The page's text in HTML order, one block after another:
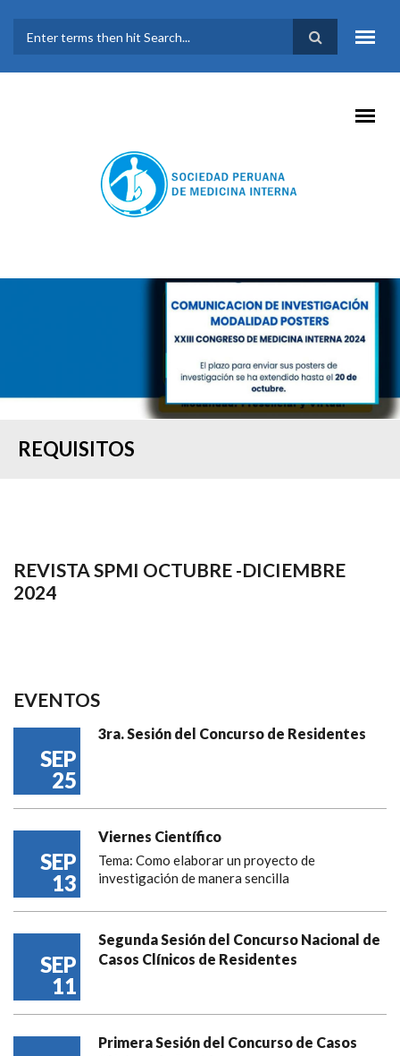
FORMULARIO DE
BÚSQUEDA
REQUISITOS
REVISTA SPMI OCTUBRE -DICIEMBRE
2024
EVENTOS
SEP
25
3ra. Sesión del Concurso de Residentes
SEP
13
Viernes Científico
Tema: Como elaborar un proyecto de
investigación de manera sencilla
SEP
11
Segunda Sesión del Concurso Nacional de
Casos Clínicos de Residentes
Primera Sesión del Concurso de Casos